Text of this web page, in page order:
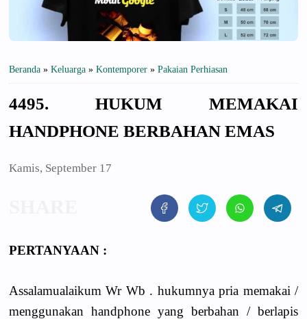
Beranda » Keluarga » Kontemporer » Pakaian Perhiasan
4495. HUKUM MEMAKAI
HANDPHONE BERBAHAN EMAS
Kamis, September 17
PERTANYAAN :
Assalamualaikum Wr Wb . hukumnya pria memakai /
menggunakan handphone yang berbahan / berlapis